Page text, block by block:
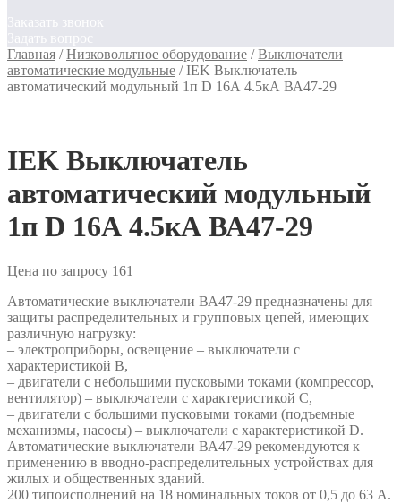
Заказать звонок
Задать вопрос
Главная /Низковольтное оборудование /Выключатели
автоматические модульные /IEK Выключатель
автоматический модульный 1п D 16А 4.5кА ВА47-29
IEK Выключатель
автоматический модульный
1п D 16А 4.5кА ВА47-29
Цена по запросу 161
Автоматические выключатели ВА47-29 предназначены для
защиты распределительных и групповых цепей, имеющих
различную нагрузку:
– электроприборы, освещение – выключатели с
характеристикой В,
– двигатели с небольшими пусковыми токами (компрессор,
вентилятор) – выключатели с характеристикой C,
– двигатели с большими пусковыми токами (подъемные
механизмы, насосы) – выключатели с характеристикой D.
Автоматические выключатели ВА47-29 рекомендуются к
применению в вводно-распределительных устройствах для
жилых и общественных зданий.
200 типоисполнений на 18 номинальных токов от 0,5 до 63 А.